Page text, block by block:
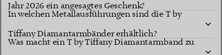
Jahr 2026 ein angesagtes Geschenk?
In welchen Metallausführungen sind die T by
Tiffany Diamantarmbänder erhältlich?
Was macht ein T by Tiffany Diamantarmband zu